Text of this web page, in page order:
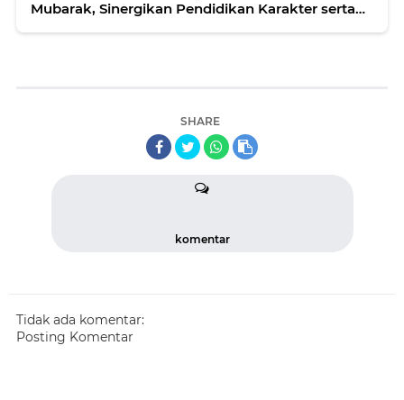
Mubarak, Sinergikan Pendidikan Karakter serta
SHARE
komentar
Tidak ada komentar:
Posting Komentar